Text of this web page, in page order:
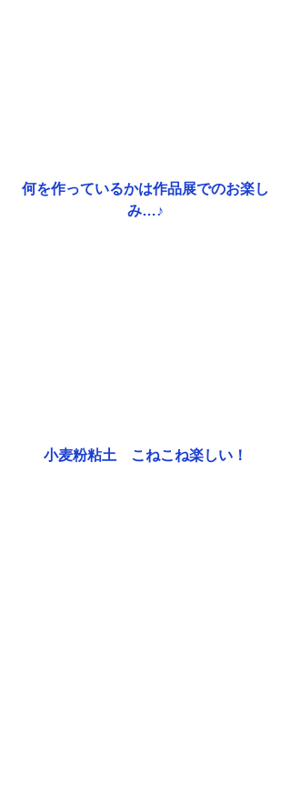
何を作っているかは作品展でのお楽し
み…♪
小麦粉粘土　こねこね楽しい！